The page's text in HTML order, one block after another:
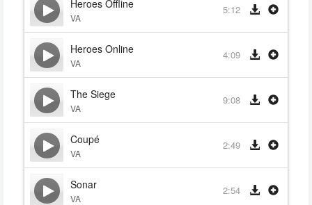
Heroes Offline
VA
5:12
Heroes Online
VA
4:09
The Siege
VA
9:08
Coupé
VA
2:49
Sonar
VA
2:54